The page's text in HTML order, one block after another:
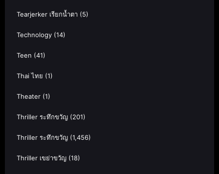
Tearjerker เรียกน้ำตา (5)
Technology (14)
Teen (41)
Thai ไทย (1)
Theater (1)
Thriller ระทึกขวัญ (201)
Thriller ระทึกขวัญ (1,456)
Thriller เขย่าขวัญ (18)